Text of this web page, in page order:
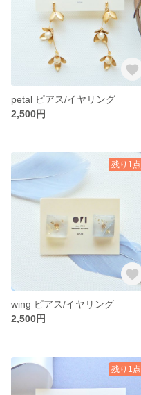
petal ピアス/イヤリング
2,500円
残り1点
wing ピアス/イヤリング
2,500円
残り1点